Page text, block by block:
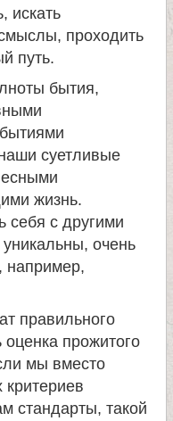
искать
проходить
путь.
бытия,
суетливые
жизнь.
себя с другими
очень
например,
правильного
прожитого
мы вместо
стандарты, такой